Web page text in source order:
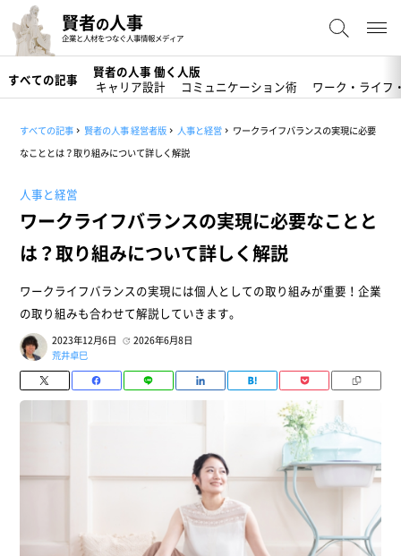
賢者の人事
企業と人材をつなぐ人事情報メディア
すべての記事
賢者の人事 働く人版
キャリア設計
コミュニケーション術 ワーク・ライフ
すべての記事 賢者の人事 経営者版 人事と経営
ワークライフバランスの実現に必要
なこととは？取り組みについて詳しく解説
人事と経営
ワークライフバランスの実現に必要なことと
は？取り組みについて詳しく解説
ワークライフバランスの実現には個人としての取り組みが重要！企業
の取り組みも合わせて解説していきます。
2023年12月6日
2026年6月8日
荒井卓巳